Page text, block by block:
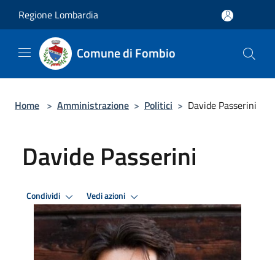
Regione Lombardia
Comune di Fombio
Home > Amministrazione > Politici > Davide Passerini
Davide Passerini
Condividi Vedi azioni